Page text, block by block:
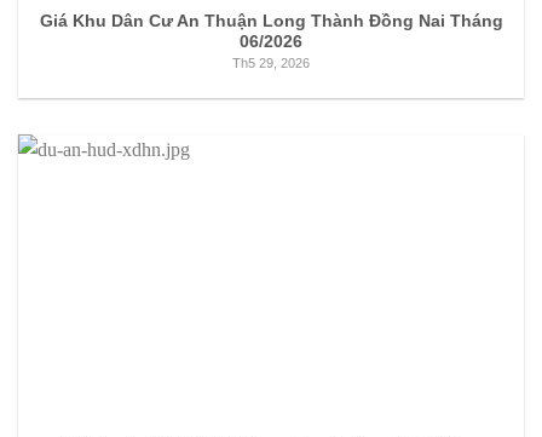
Giá Khu Dân Cư An Thuận Long Thành Đồng Nai Tháng
06/2026
Th5 29, 2026